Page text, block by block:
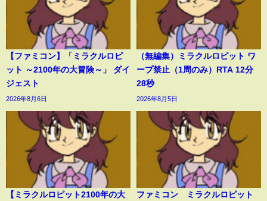
【ファミコン】「ミラクルロピ
ット ～2100年の大冒険～」 ダイ
ジェスト
2026年8月6日
（無編集）ミラクルロピット ワ
ープ禁止（1周のみ）RTA 12分
28秒
2026年8月5日
【ミラクルロピット2100年の大
ファミコン ミラクルロピット